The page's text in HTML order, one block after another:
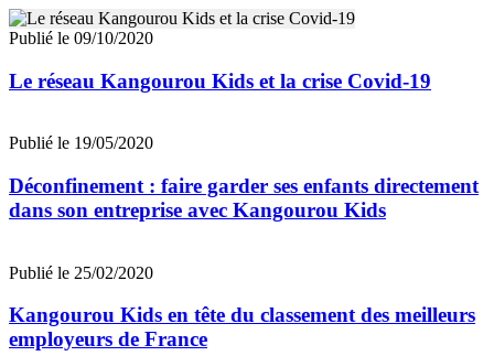
Publié le 09/10/2020
Le réseau Kangourou Kids et la crise Covid-19
Publié le 19/05/2020
Déconfinement : faire garder ses enfants directement
dans son entreprise avec Kangourou Kids
Publié le 25/02/2020
Kangourou Kids en tête du classement des meilleurs
employeurs de France